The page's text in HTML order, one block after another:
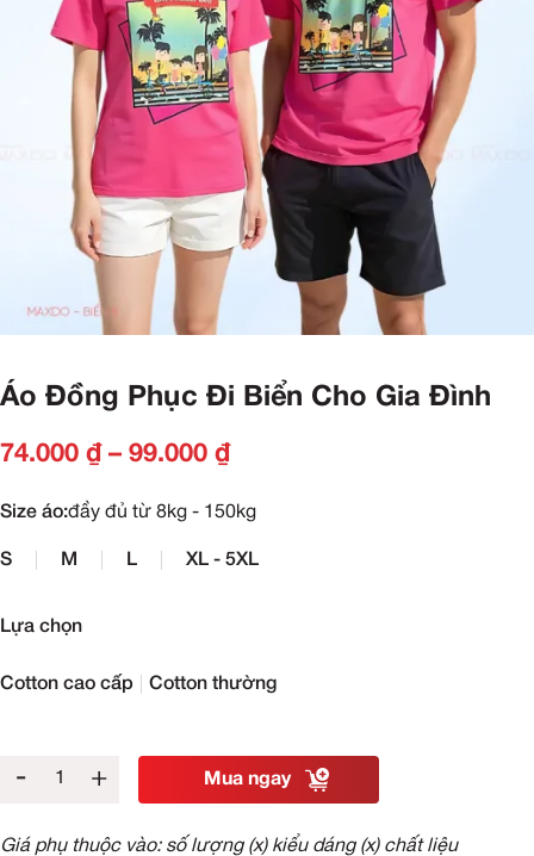
Áo Đồng Phục Đi Biển Cho Gia Đình
74.000 ₫– 99.000 ₫
Size áo:đầy đủ từ 8kg - 150kg
S M L XL - 5XL
Lựa chọn
Cotton cao cấp Cotton thường
- + Mua ngay
Giá phụ thuộc vào: số lượng (x) kiểu dáng (x) chất liệu